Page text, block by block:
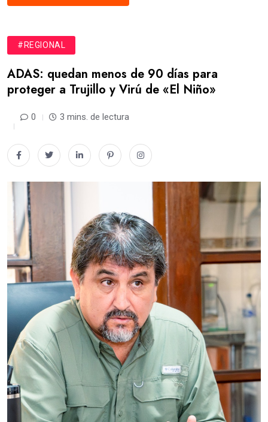
#REGIONAL
ADAS: quedan menos de 90 días para
proteger a Trujillo y Virú de «El Niño»
0 3 mins. de lectura